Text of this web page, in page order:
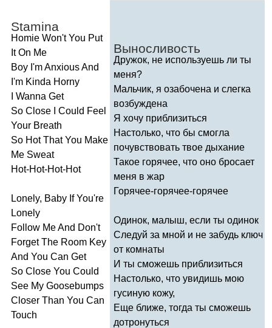
Stamina
Homie Won't You Put
It On Me
Boy I'mAnxiousAnd
I'm Kinda Horny
Wanna Get
So Close Could Feel
Your Breath
So Hot That You Make
Me Sweat
Hot-Hot-Hot-Hot
Lonely, Baby If You're
Lonely
Follow MeAnd Don't
Forget The Room Key
And You Can Get
So Close You Could
See My Goosebumps
Closer Than You Can
Touch
Выносливость
Дружок, не используешь ли ты
меня?
Мальчик, я озабочена и слегка
возбуждена
Я хочу приблизиться
Настолько, что бы смогла
почувствовать твое дыхание
Такое горячее, что оно бросает
меня в жар
Горячее-горячее-горячее
Одинок, малыш, если ты одинок
Следуй за мной и не забудь ключ
от комнаты
И ты сможешь приблизиться
Настолько, что увидишь мою
гусиную кожу,
Еще ближе, тогда ты сможешь
дотронуться